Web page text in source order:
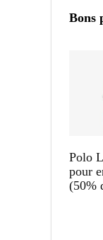
Bons
Polo
pour
(50%